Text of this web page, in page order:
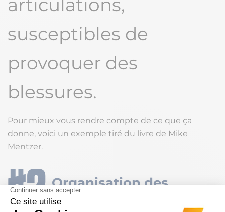
articulations,
susceptibles de
provoquer des
blessures.
Pour mieux vous rendre compte de ce que ça
donne, voici un exemple tiré du livre de Mike
Mentzer.
Organisation des
séances heavy duty